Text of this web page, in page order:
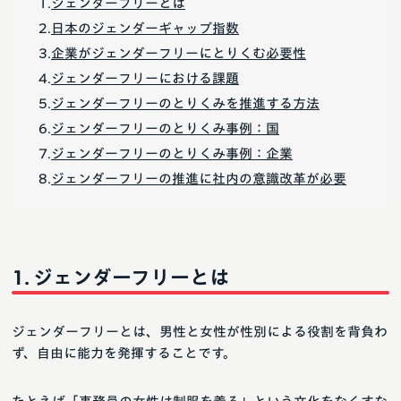
ジェンダーフリーとは
日本のジェンダーギャップ指数
企業がジェンダーフリーにとりくむ必要性
ジェンダーフリーにおける課題
ジェンダーフリーのとりくみを推進する方法
ジェンダーフリーのとりくみ事例：国
ジェンダーフリーのとりくみ事例：企業
ジェンダーフリーの推進に社内の意識改革が必要
ジェンダーフリーとは
ジェンダーフリーとは、男性と女性が性別による役割を背負わ
ず、自由に能力を発揮することです。